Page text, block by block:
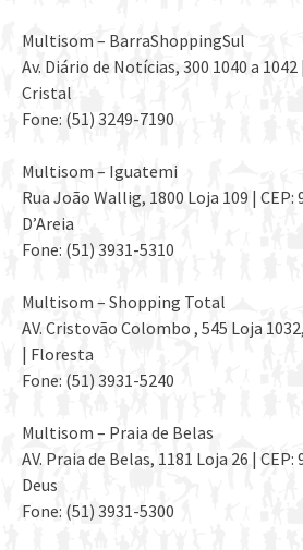
Multisom – BarraShoppingSul
Av. Diário de Notícias, 300 1040 a 1042
Cristal
Fone: (51) 3249-7190
Multisom – Iguatemi
Rua João Wallig, 1800 Loja 109 | CEP:
D’Areia
Fone: (51) 3931-5310
Multisom – Shopping Total
AV. Cristovão Colombo , 545 Loja
| Floresta
Fone: (51) 3931-5240
Multisom – Praia de Belas
AV. Praia de Belas, 1181 Loja 26 |
Deus
Fone: (51) 3931-5300